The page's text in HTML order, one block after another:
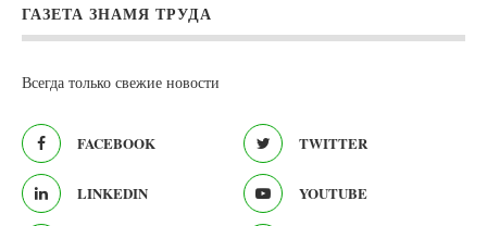
ГАЗЕТА ЗНАМЯ ТРУДА
Всегда только свежие новости
FACEBOOK TWITTER
LINKEDIN YOUTUBE